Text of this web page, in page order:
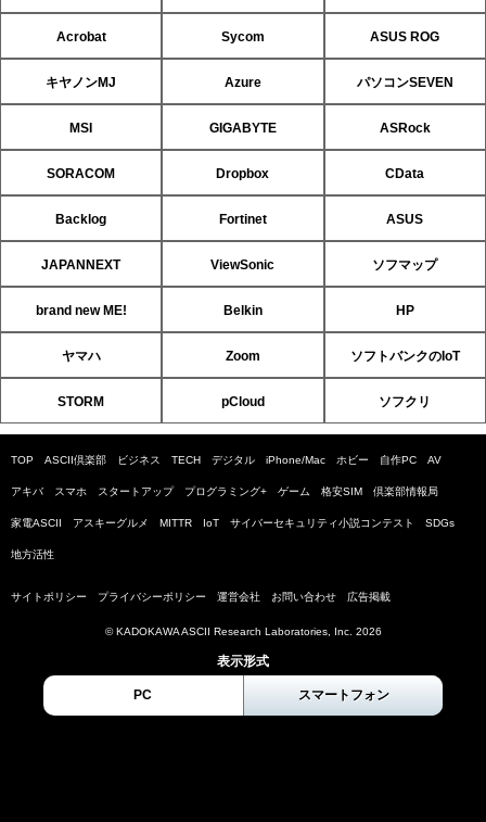
Acrobat Sycom ASUS ROG
キヤノンMJ Azure パソコンSEVEN
MSI GIGABYTE ASRock
SORACOM Dropbox CData
Backlog Fortinet ASUS
JAPANNEXT ViewSonic ソフマップ
brand new ME! Belkin HP
ヤマハ Zoom ソフトバンクのIoT
STORM pCloud ソフクリ
TOP ASCII倶楽部 ビジネス TECH デジタル iPhone/Mac ホビー 自作PC AV
アキバ スマホ スタートアップ プログラミング+ ゲーム 格安SIM 倶楽部情報局
家電ASCII アスキーグルメ MITTR IoT サイバーセキュリティ小説コンテスト SDGs
地方活性
サイトポリシー プライバシーポリシー 運営会社 お問い合わせ 広告掲載
© KADOKAWA ASCII Research Laboratories, Inc. 2026
表示形式
PC スマートフォン